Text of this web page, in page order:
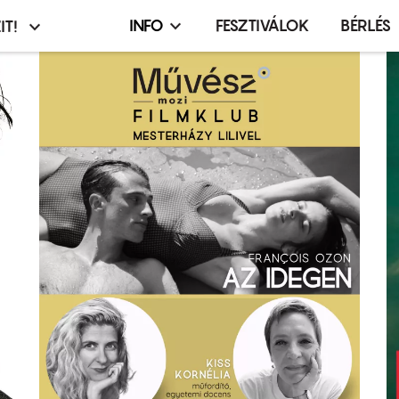
Infó,
esemény,
terembérlés
menü
INFO FESZTIVÁLOK BÉRLÉS